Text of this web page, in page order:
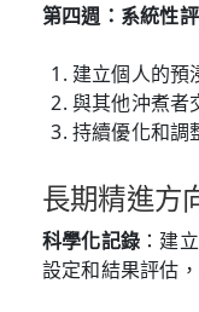
第四週：系統性
建立個人的預
與其他沖煮者
持續優化和調
長期精進方
科學化記錄 ：建
設定和結果評估